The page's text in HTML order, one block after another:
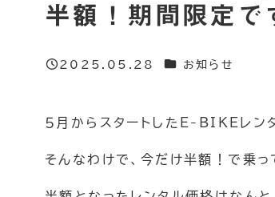
半額！期間限定で
投稿日
2025.05.28 カテゴリー
お知らせ
５月からスタートしたE-BIKEレン
そんなわけで、今だけ半額！で乗っ